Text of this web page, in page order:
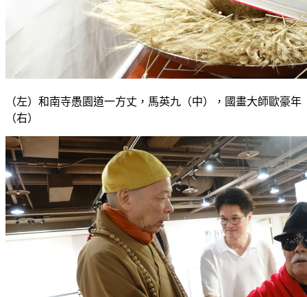
（左）和南寺愚園道一方丈，馬英九（中），國畫大師歐豪年
（右）